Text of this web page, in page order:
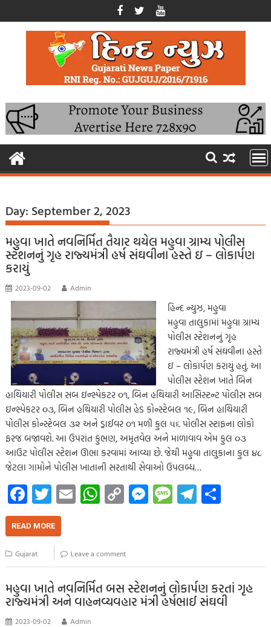
to
content
Day: September 2, 2023
મહુવા ખાતે નવનિર્મિત તૈયાર થયેલ મહુવા ગ્રામ્ય પોલીસ
સ્ટેશનનું ગૃહ રાજ્યમંત્રી હર્ષ સંઘવીના હસ્તે ઇ – લોકાર્પણ
કરાયું
2023-09-02 Admin
હિન્દ ન્યુઝ, મહુવા
મહુવા તાલુકામાં મહુવા ગ્રામ્ય
પોલીસ સ્ટેશનનું ગૃહ
રાજ્યમંત્રી હર્ષ સંઘવીના હસ્તે
ઇ – લોકાર્પણ કરાયું હતું. આ
પોલીસ સ્ટેશન ખાતે બિન
હાથિયારી પોલીસ સબ ઇન્સ્પેકટર ૦૧, બિન હથિયારી આસિસ્ટન્ટ પોલીસ સબ
ઇન્સ્પેકટર ૦૩, બિન હથિયારી પોલીસ હેડ કોન્સ્ટેબલ ૧૯, બિન હાથિયારી
પોલીસ કોન્સ્ટેબલ ૩૨ અને ડ્રાઈવર ૦૧ મળી કુલ ૫૬ પોલીસ સ્ટાફના લોકો
ફરજ બજાવશે. આ ઉપરાંત કુંભણ, અમૃતવેલ અને માળાવાવ એમ કુલ ૦૩
આઉટ પોલીસ સ્ટેશન ઊભા કરવામાં આવ્યા છે. જેથી મહુવા તાલુકાના કુલ ૪૮
જેટલા ગામોને પોલીસ ખાતાની સરતાથી સેવાઓ ઉપલબ્ધ…
Fa
ce
b
o
o
k
T
wi
tt
er
E
m
W
h
s
A
p
p
C
o
y
Li
nk
M
es
g
er
M
es
e
Te
le
m
READ MORE
Gujarat Leave a comment
મહુવા ખાતે નવનિર્મિત બસ સ્ટેશનનું લોકાર્પણ કરતાં ગૃહ
રાજ્યમંત્રી અને વાહનવ્યવહાર મંત્રી હર્ષભાઈ સંઘવી
2023-09-02 Admin